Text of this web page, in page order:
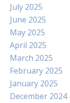
July 2025
June 2025
May 2025
April 2025
March 2025
February 2025
January 2025
December 2024